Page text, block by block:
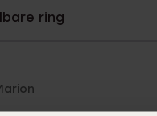
ring